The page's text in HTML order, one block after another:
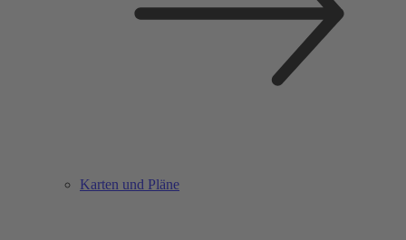
Karten und Pläne